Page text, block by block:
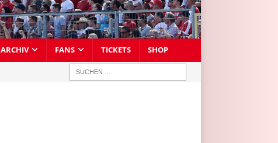
ARCHIV FANS TICKETS SHOP